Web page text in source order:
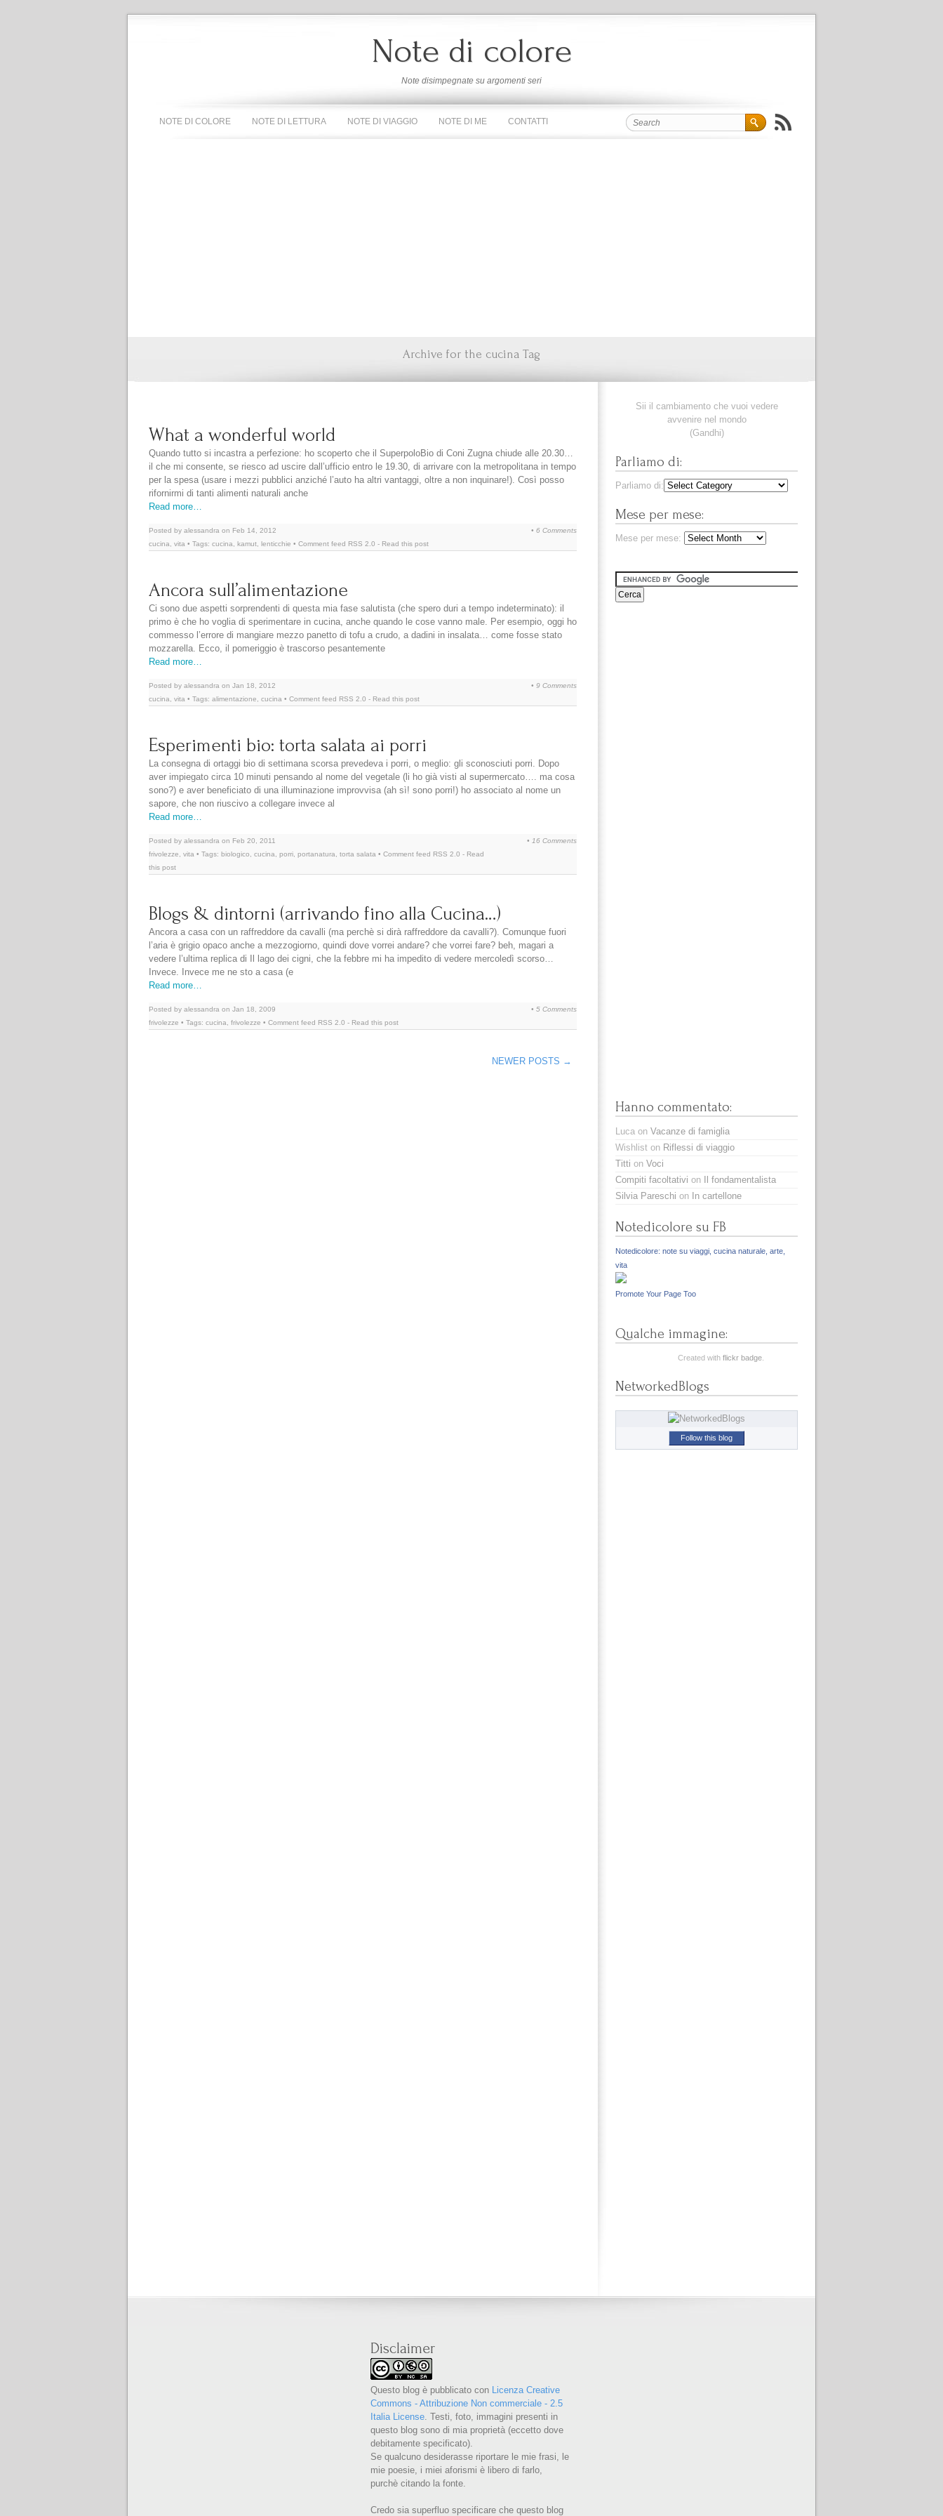
Note di colore
Note disimpegnate su argomenti seri
NOTE DI COLORE NOTE DI LETTURA NOTE DI VIAGGIO NOTE DI ME CONTATTI
Archive for the cucina Tag
What a wonderful world
Quando tutto si incastra a perfezione: ho scoperto che il SuperpoloBio di Coni Zugna chiude alle 20.30…
il che mi consente, se riesco ad uscire dall’ufficio entro le 19.30, di arrivare con la metropolitana in tempo
per la spesa (usare i mezzi pubblici anziché l’auto ha altri vantaggi, oltre a non inquinare!). Così posso
rifornirmi di tanti alimenti naturali anche
Read more…
Posted by alessandra on Feb 14, 2012
cucina
vita • Tags: cucina kamut lenticchie • Comment feed RSS 2.0 - Read this post
• 6 Comments
Ancora sull’alimentazione
Ci sono due aspetti sorprendenti di questa mia fase salutista (che spero duri a tempo indeterminato): il
primo è che ho voglia di sperimentare in cucina, anche quando le cose vanno male. Per esempio, oggi ho
commesso l’errore di mangiare mezzo panetto di tofu a crudo, a dadini in insalata… come fosse stato
mozzarella. Ecco, il pomeriggio è trascorso pesantemente
Read more…
Posted by alessandra on Jan 18, 2012
cucina
vita • Tags: alimentazione cucina • Comment feed RSS 2.0 - Read this post
• 9 Comments
Esperimenti bio: torta salata ai porri
La consegna di ortaggi bio di settimana scorsa prevedeva i porri, o meglio: gli sconosciuti porri. Dopo
aver impiegato circa 10 minuti pensando al nome del vegetale (li ho già visti al supermercato…. ma cosa
sono?) e aver beneficiato di una illuminazione improvvisa (ah sì! sono porri!) ho associato al nome un
sapore, che non riuscivo a collegare invece al
Read more…
Posted by alessandra on Feb 20, 2011
frivolezze
vita • Tags: biologico cucina porri portanatura torta salata • Comment feed RSS 2.0 - Read
this post
• 16 Comments
Blogs & dintorni (arrivando fino alla Cucina…)
Ancora a casa con un raffreddore da cavalli (ma perchè si dirà raffreddore da cavalli?). Comunque fuori
l’aria è grigio opaco anche a mezzogiorno, quindi dove vorrei andare? che vorrei fare? beh, magari a
vedere l’ultima replica di Il lago dei cigni, che la febbre mi ha impedito di vedere mercoledì scorso…
Invece. Invece me ne sto a casa (e
Read more…
Posted by alessandra on Jan 18, 2009
frivolezze • Tags: cucina frivolezze • Comment feed RSS 2.0 - Read this post
• 5 Comments
NEWER POSTS →
Sii il cambiamento che vuoi vedere
avvenire nel mondo
(Gandhi)
Parliamo di:
Parliamo di:
Mese per mese:
Mese per mese:
Hanno commentato:
Luca on Vacanze di famiglia
Wishlist on Riflessi di viaggio
Titti on Voci
Compiti facoltativi on
Il fondamentalista
Silvia Pareschi on In cartellone
Notedicolore su FB
Notedicolore: note su viaggi, cucina naturale, arte,
vita
Promote Your Page Too
Qualche immagine:
Created with flickr badge.
NetworkedBlogs
Follow this blog
Disclaimer
Questo blog è pubblicato con Licenza Creative
Commons - Attribuzione Non commerciale - 2.5
Italia License. Testi, foto, immagini presenti in
questo blog sono di mia proprietà (eccetto dove
debitamente specificato).
Se qualcuno desiderasse riportare le mie frasi, le
mie poesie, i miei aforismi è libero di farlo,
purchè citando la fonte.
Credo sia superfluo specificare che questo blog